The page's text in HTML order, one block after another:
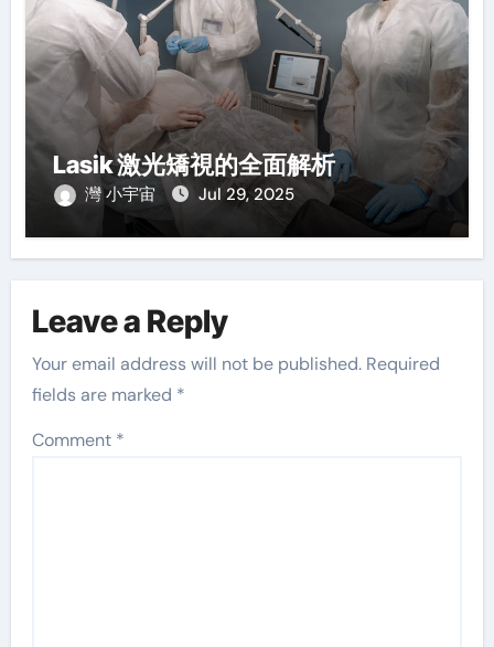
Lasik 激光矯視的全面解析
灣 小宇宙 Jul 29, 2025
Leave a Reply
Your email address will not be published. Required
fields are marked *
Comment *